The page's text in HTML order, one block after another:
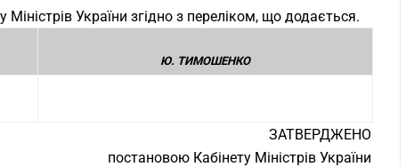
України згідно з переліком, що додається.
Ю. ТИМОШЕНКО
ЗАТВЕРДЖЕНО
постановою Кабінету Міністрів України